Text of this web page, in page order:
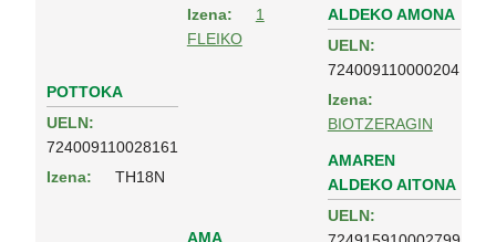
POTTOKA
UELN:
724009110028161
Izena:
TH18N
Izena:
1
FLEIKO
ALDEKO AMONA
UELN:
724009110000204
Izena:
BIOTZERAGIN
AMA
AMAREN
ALDEKO AITONA
UELN: